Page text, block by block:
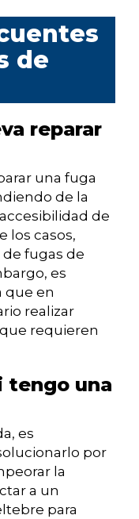
de
reparar
una fuga
de la
de
los casos,
fugas de
es
que en
realizar
requieren
tengo una
es
por
la
a un
para